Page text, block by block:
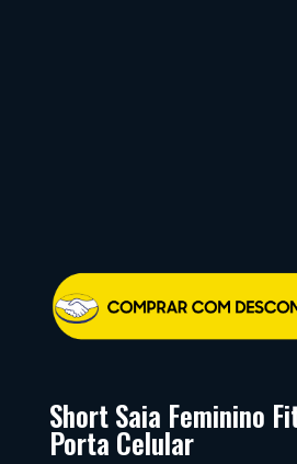
Short Saia Feminino
Porta Celular